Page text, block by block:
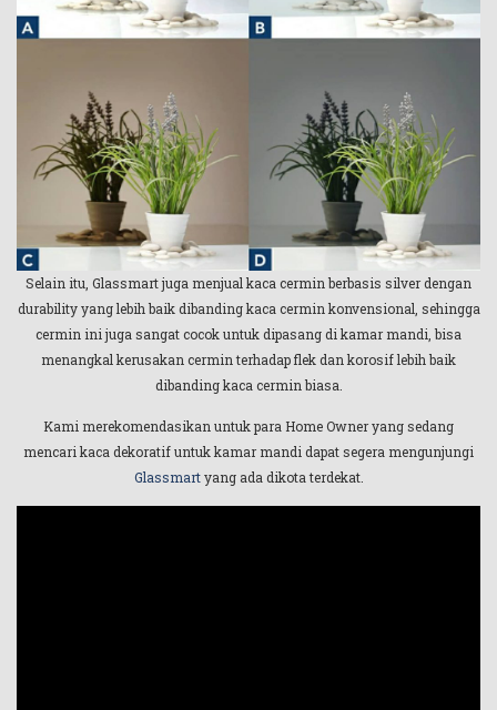
Selain itu, Glassmart juga menjual kaca cermin berbasis silver dengan
durability yang lebih baik dibanding kaca cermin konvensional, sehingga
cermin ini juga sangat cocok untuk dipasang di kamar mandi, bisa
menangkal kerusakan cermin terhadap flek dan korosif lebih baik
dibanding kaca cermin biasa.
Kami merekomendasikan untuk para Home Owner yang sedang
mencari kaca dekoratif untuk kamar mandi dapat segera mengunjungi
Glassmartyang ada dikota terdekat.